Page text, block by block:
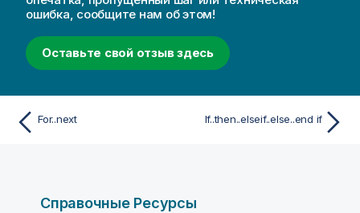
ошибка, сообщите нам об этом!
Оставьте свой отзыв здесь
For..next If..then..elseif..else..end if
Справочные Ресурсы